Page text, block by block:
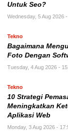
Untuk Seo?
Wednesday, 5 Aug 2026
Tekno
Bagaimana
Foto Dengan
Tuesday, 4 Aug 2026 -
Tekno
10 Strategi
Meningkatkan
Aplikasi Web
Monday, 3 Aug 2026 -